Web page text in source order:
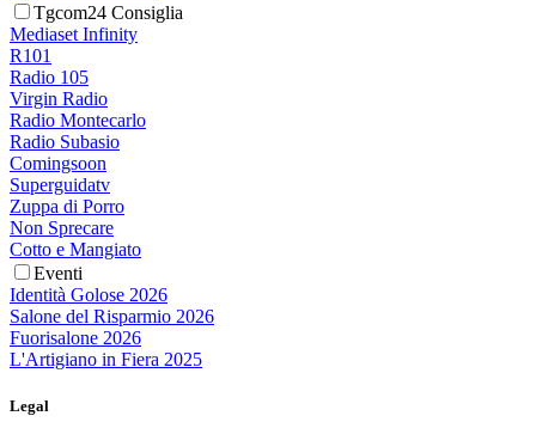
Tgcom24 Consiglia
Mediaset Infinity
R101
Radio 105
Virgin Radio
Radio Montecarlo
Radio Subasio
Comingsoon
Superguidatv
Zuppa di Porro
Non Sprecare
Cotto e Mangiato
Eventi
Identità Golose 2026
Salone del Risparmio 2026
Fuorisalone 2026
L'Artigiano in Fiera 2025
Legal